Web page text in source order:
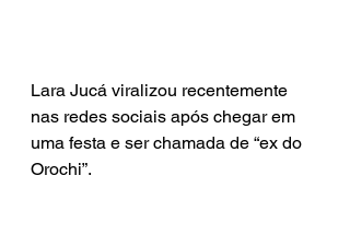
Lara Jucá viralizou recentemente
nas redes sociais após chegar em
uma festa e ser chamada de “ex do
Orochi”.